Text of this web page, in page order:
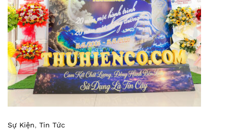
Sự Kiện, Tin Tức